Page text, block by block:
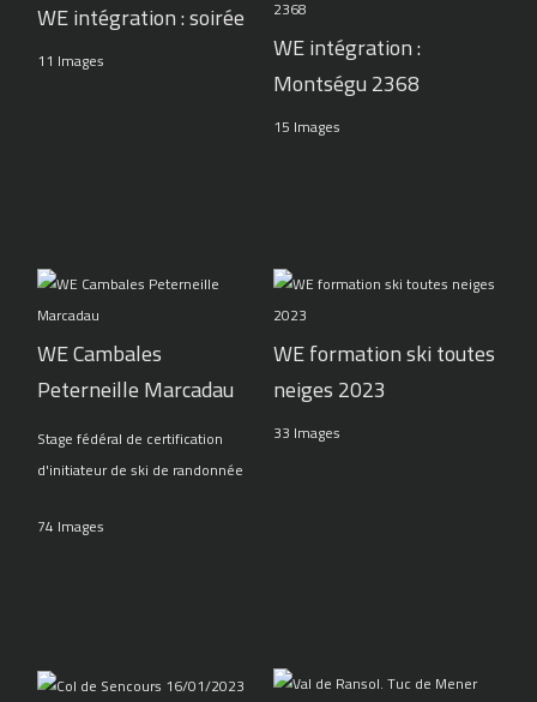
WE intégration : soirée
11 Images
WE intégration :
Montségu 2368
15 Images
WE Cambales
Peterneille Marcadau
Stage fédéral de certification
d'initiateur de ski de randonnée
74 Images
WE formation ski toutes
neiges 2023
33 Images